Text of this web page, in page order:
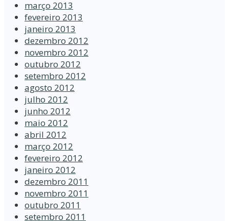
março 2013
fevereiro 2013
janeiro 2013
dezembro 2012
novembro 2012
outubro 2012
setembro 2012
agosto 2012
julho 2012
junho 2012
maio 2012
abril 2012
março 2012
fevereiro 2012
janeiro 2012
dezembro 2011
novembro 2011
outubro 2011
setembro 2011